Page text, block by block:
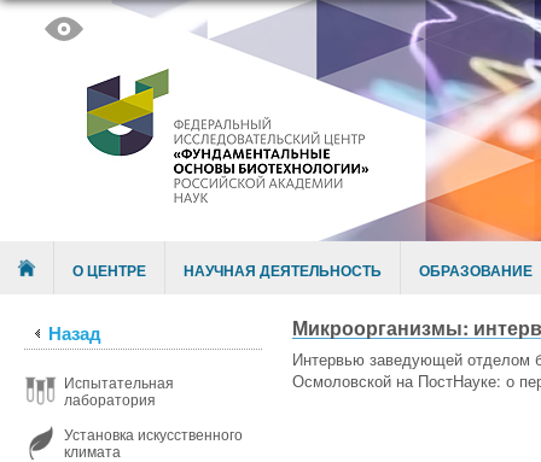
Menu О ЦЕНТРЕ НАУЧНАЯ ДЕЯТЕЛЬНОСТЬ ОБРАЗОВАНИЕ
Назад
Испытательная
лаборатория
Установка искусственного
климата
Микроорганизмы:
Интервью заведующей отделом
Осмоловской на ПостНауке: о